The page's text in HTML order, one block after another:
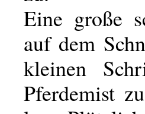
Eine große
auf dem
kleinen
Pferdemist